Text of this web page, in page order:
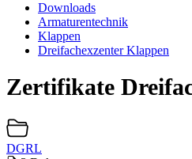
Downloads
Armaturentechnik
Klappen
Dreifachexzenter Klappen
Zertifikate
DGRL